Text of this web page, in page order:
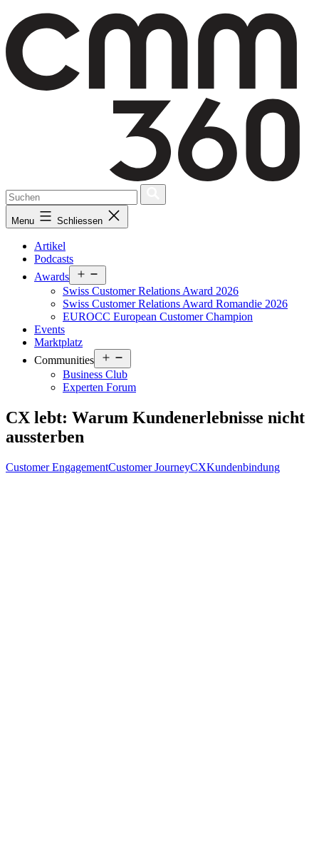
content
Menu Schliessen
Artikel
Podcasts
Awards
menu
Swiss Customer Relations Award 2026
Swiss Customer Relations Award Romandie 2026
EUROCC European Customer Champion
Events
Marktplatz
Communities
menu
Business Club
Experten Forum
CX lebt: Warum Kundenerlebnisse nicht
aussterben
Customer EngagementCustomer JourneyCXKundenbindung